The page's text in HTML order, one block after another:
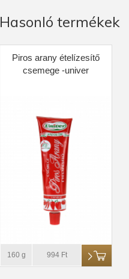
Hasonló termékek
Piros arany ételízesítő
csemege -univer
160 g 994 Ft